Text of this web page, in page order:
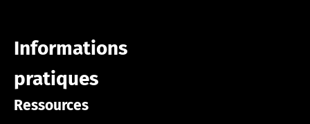
Informations
pratiques
Ressources